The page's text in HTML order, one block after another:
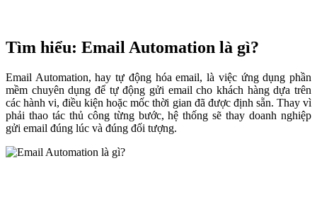
Tìm hiểu: Email Automation là gì?
Email Automation, hay tự động hóa email, là việc ứng dụng phần
mềm chuyên dụng để tự động gửi email cho khách hàng dựa trên
các hành vi, điều kiện hoặc mốc thời gian đã được định sẵn. Thay vì
phải thao tác thủ công từng bước, hệ thống sẽ thay doanh nghiệp
gửi email đúng lúc và đúng đối tượng.